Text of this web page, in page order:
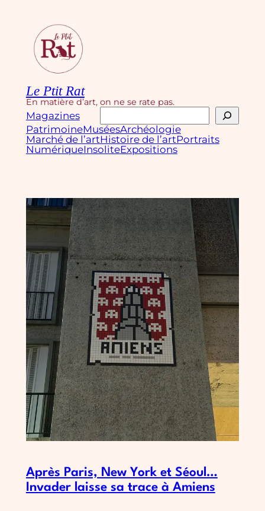
contenu
Le Ptit Rat
En matière d’art, on ne se rate pas.
Magazines
Rechercher
PatrimoineMuséesArchéologie
Marché de l’artHistoire de l’artPortraits
NumériqueInsoliteExpositions
Après Paris, New York et Séoul…
Invader laisse sa trace à Amiens